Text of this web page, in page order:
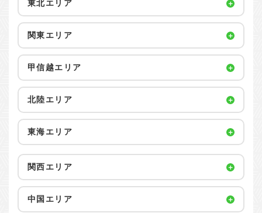
東北エリア
関東エリア
甲信越エリア
北陸エリア
東海エリア
関西エリア
中国エリア